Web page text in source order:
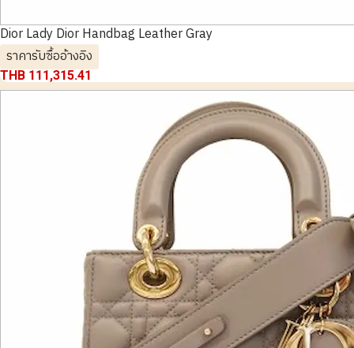
Dior Lady Dior Handbag Leather Gray
ราคารับซื้ออ้างอิง
THB 111,315.41